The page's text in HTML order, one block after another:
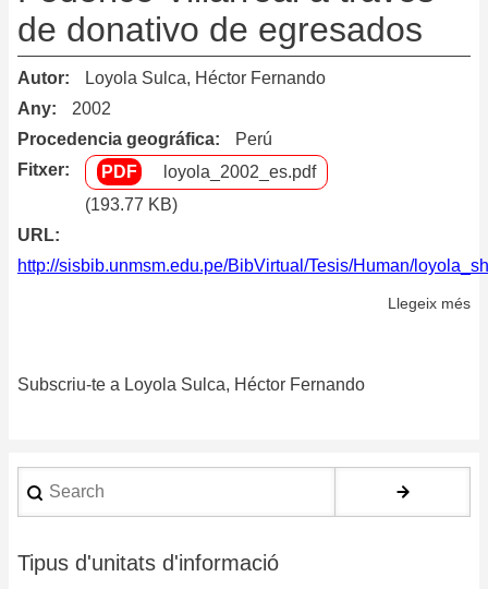
de donativo de egresados
Autor
Loyola Sulca, Héctor Fernando
Any
2002
Procedencia geográfica
Perú
Fitxer
loyola_2002_es.pdf
(193.77 KB)
URL
http://sisbib.unmsm.edu.pe/BibVirtual/Tesis/Human/
Llegeix més
Subscriu-te a Loyola Sulca, Héctor Fernando
Search
Tipus d'unitats d'informació